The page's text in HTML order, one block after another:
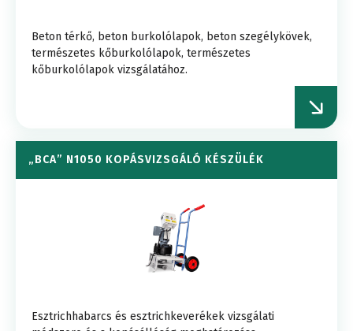
Beton térkő, beton burkolólapok, beton szegélykövek,
természetes kőburkolólapok, természetes
kőburkolólapok vizsgálatához.
„BCA” N1050 KOPÁSVIZSGÁLÓ KÉSZÜLÉK
Esztrichhabarcs és esztrichkeverékek vizsgálati